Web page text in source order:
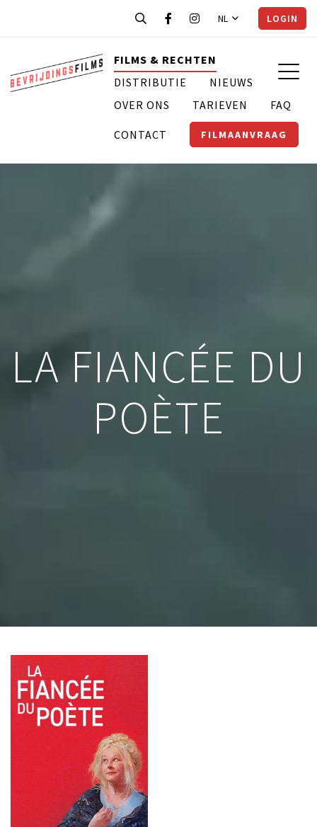
NL LOGIN
FILMS & RECHTEN
DISTRIBUTIE
NIEUWS
OVER ONS
TARIEVEN FAQ
CONTACT FILMAANVRAAG
LA FIANCÉE DU
POÈTE